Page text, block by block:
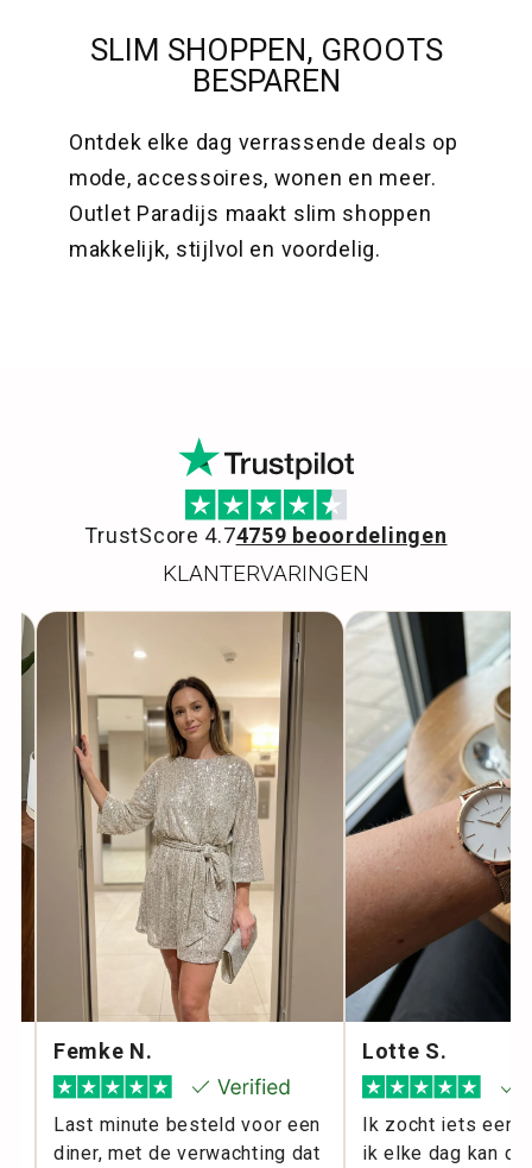
SLIM SHOPPEN, GROOTS
BESPAREN
Ontdek elke dag verrassende deals op
mode, accessoires, wonen en meer.
Outlet Paradijs maakt slim shoppen
makkelijk, stijlvol en voordelig.
TrustScore 4.74759 beoordelingen
KLANTERVARINGEN
Femke N.
Last minute besteld voor een
diner, met de verwachting dat
Lotte S.
Ik zocht iets
ik elke dag kan